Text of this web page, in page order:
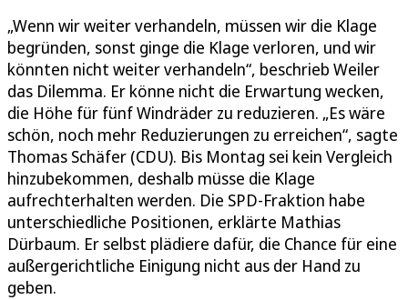
„Wenn wir weiter verhandeln, müssen wir die Klage
begründen, sonst ginge die Klage verloren, und wir
könnten nicht weiter verhandeln“, beschrieb Weiler
das Dilemma. Er könne nicht die Erwartung wecken,
die Höhe für fünf Windräder zu reduzieren. „Es wäre
schön, noch mehr Reduzierungen zu erreichen“, sagte
Thomas Schäfer (CDU). Bis Montag sei kein Vergleich
hinzubekommen, deshalb müsse die Klage
aufrechterhalten werden. Die SPD-Fraktion habe
unterschiedliche Positionen, erklärte Mathias
Dürbaum. Er selbst plädiere dafür, die Chance für eine
außergerichtliche Einigung nicht aus der Hand zu
geben.